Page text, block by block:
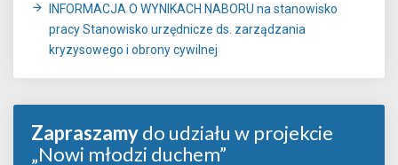
INFORMACJA O WYNIKACH NABORU na stanowisko
pracy Stanowisko urzędnicze ds. zarządzania
kryzysowego i obrony cywilnej
Zapraszamydo udziału w projekcie
„Nowi młodzi duchem”